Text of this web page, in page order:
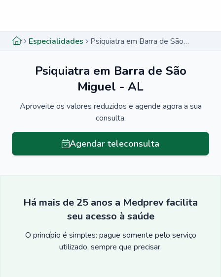
Especialidades Psiquiatra em Barra de São Miguel - AL
Psiquiatra em Barra de São
Miguel - AL
Aproveite os valores reduzidos e agende agora a sua
consulta.
Agendar teleconsulta
Há mais de 25 anos a Medprev facilita
seu acesso à saúde
O princípio é simples: pague somente pelo serviço
utilizado, sempre que precisar.